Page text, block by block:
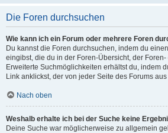
Die Foren durchsuchen
Wie kann ich ein Forum oder mehrere Foren
Du kannst die Foren durchsuchen, indem du
eingibst, die du in der Foren-Übersicht, der
Erweiterte Suchmöglichkeiten erhältst du, indem
Link anklickst, der von jeder Seite des Forums
Nach oben
Weshalb erhalte ich bei der Suche keine
Deine Suche war möglicherweise zu allgemein